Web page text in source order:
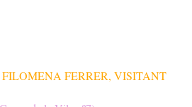
FERRER, VISITANT